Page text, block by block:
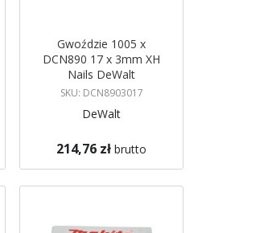
Gwoździe 1005 x
DCN890 17 x 3mm XH
Nails DeWalt
SKU: DCN8903017
DeWalt
214,76 zł brutto